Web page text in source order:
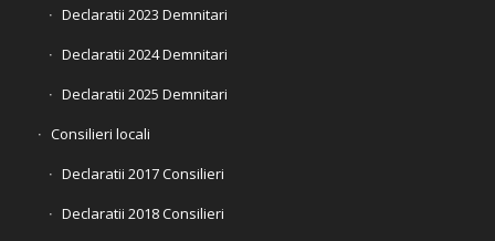
Declaratii 2023 Demnitari
Declaratii 2024 Demnitari
Declaratii 2025 Demnitari
Consilieri locali
Declaratii 2017 Consilieri
Declaratii 2018 Consilieri